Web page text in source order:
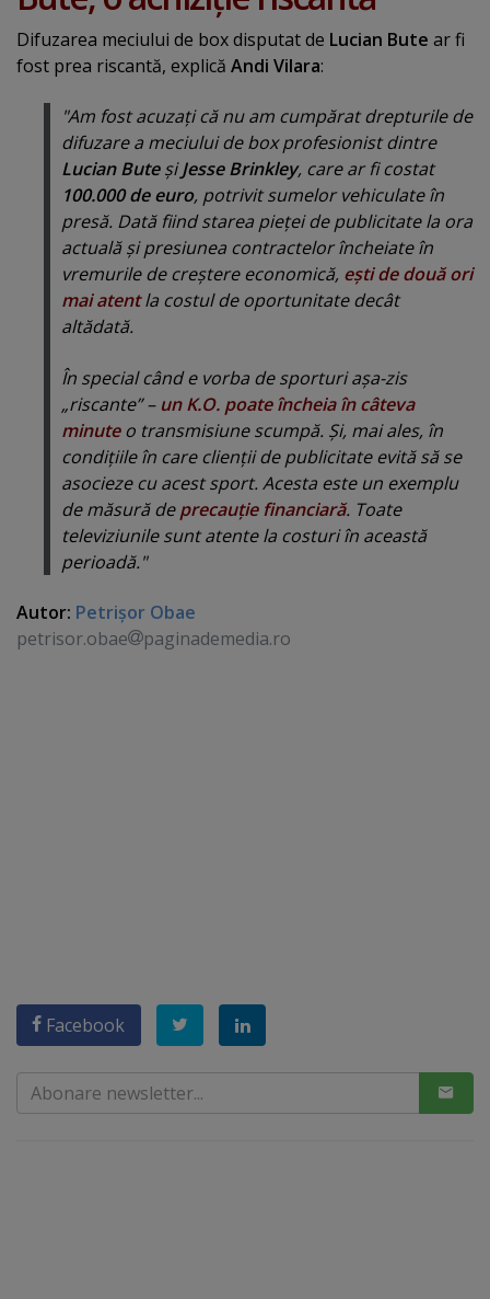
Difuzarea meciului de box disputat de Lucian Bute ar fi
fost prea riscantă, explică Andi Vilara:
"Am fost acuzaţi că nu am cumpărat drepturile de
difuzare a meciului de box profesionist dintre
Lucian ButeşiJesse Brinkley, care ar fi costat
100.000 de euro, potrivit sumelor vehiculate în
presă. Dată fiind starea pieţei de publicitate la ora
actuală şi presiunea contractelor încheiate în
vremurile de creştere economică, eşti de două ori
mai atentla costul de oportunitate decât
altădată.
În special când e vorba de sporturi aşa-zis
„riscante” – un K.O. poate încheia în câteva
minuteo transmisiune scumpă. Şi, mai ales, în
condiţiile în care clienţii de publicitate evită să se
asocieze cu acest sport. Acesta este un exemplu
de măsură deprecauţie financiară. Toate
televiziunile sunt atente la costuri în această
perioadă."
Autor: Petrişor Obae
petrisor.obae
paginademedia.ro
Facebook